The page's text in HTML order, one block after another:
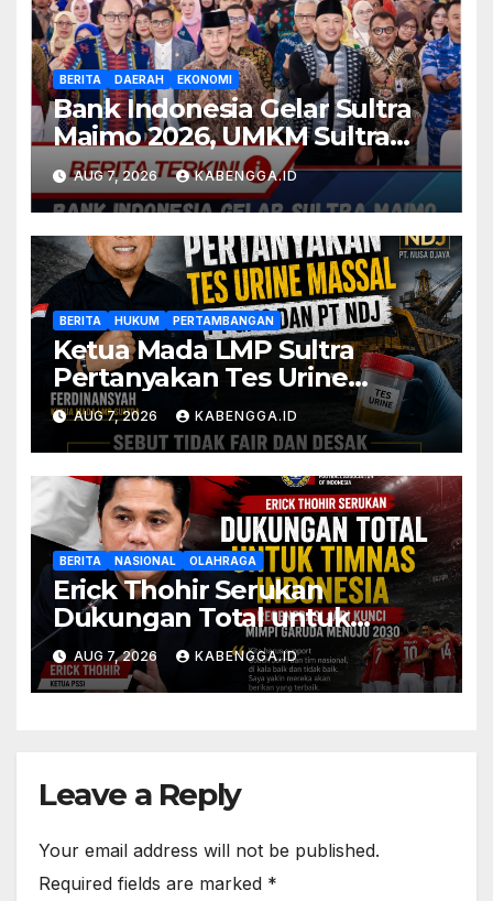
BERITA DAERAH EKONOMI
Bank Indonesia Gelar Sultra
Maimo 2026, UMKM Sultra
Didorong Tembus Pasar
Global
AUG 7, 2026 KABENGGA.ID
BERITA HUKUM PERTAMBANGAN
Ketua Mada LMP Sultra
Pertanyakan Tes Urine
Massal PT GMS dan PT NDJ,
Sebut Tidak Fair dan Desak
DPRD Gelar Hearing
AUG 7, 2026 KABENGGA.ID
BERITA NASIONAL OLAHRAGA
Erick Thohir Serukan
Dukungan Total untuk
Timnas Indonesia, Regenerasi
Jadi Kunci Mimpi Garuda
Menuju 2030
AUG 7, 2026 KABENGGA.ID
Leave a Reply
Your email address will not be published.
Required fields are marked *